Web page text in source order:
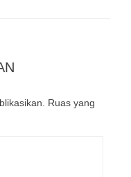
Ruas yang